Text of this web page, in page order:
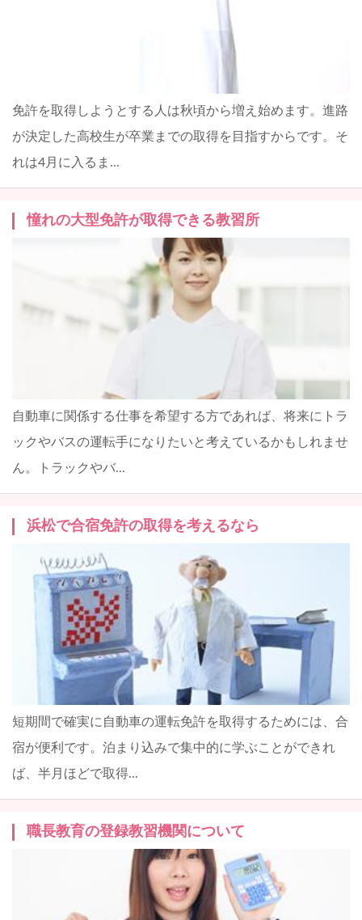
免許を取得しようとする人は秋頃から増え始めます。進路
が決定した高校生が卒業までの取得を目指すからです。そ
れは4月に入るま...
憧れの大型免許が取得できる教習所
自動車に関係する仕事を希望する方であれば、将来にトラ
ックやバスの運転手になりたいと考えているかもしれませ
ん。トラックやバ...
浜松で合宿免許の取得を考えるなら
短期間で確実に自動車の運転免許を取得するためには、合
宿が便利です。泊まり込みで集中的に学ぶことができれ
ば、半月ほどで取得...
職長教育の登録教習機関について